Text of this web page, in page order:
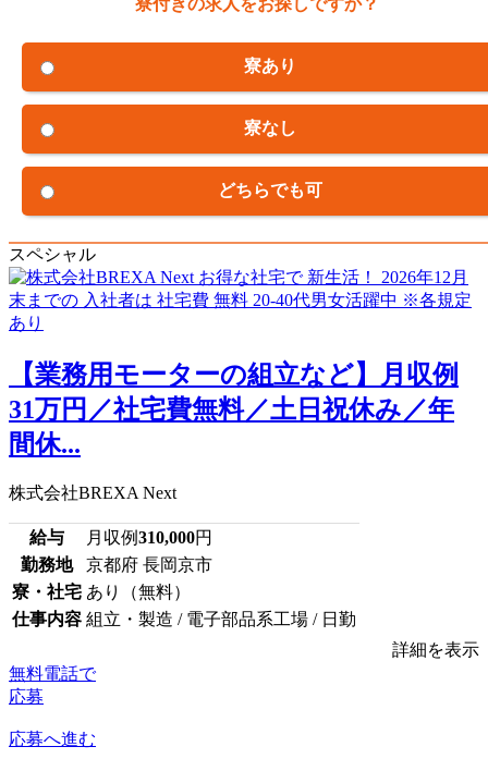
寮あり
寮なし
どちらでも可
スペシャル
【業務用モーターの組立など】月収例
31万円／社宅費無料／土日祝休み／年
間休...
株式会社BREXA Next
給与 月収例310,000円
勤務地
京都府 長岡京市
寮・社宅 あり（無料）
仕事内容 組立・製造 / 電子部品系工場 / 日勤
詳細を表示
無料電話で
応募
応募へ進む